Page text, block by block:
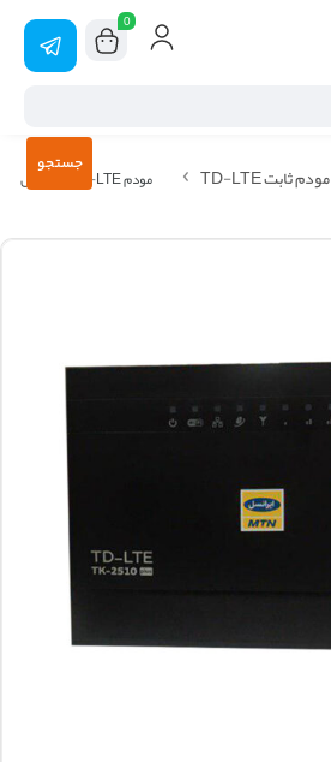
0
جستجو مودم ثابت TD-LTE
مودم TD-LTE ایرانسل